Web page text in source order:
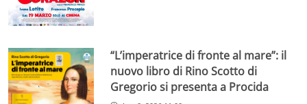
“L’imperatrice di fronte al mare”: il
nuovo libro di Rino Scotto di
Gregorio si presenta a Procida